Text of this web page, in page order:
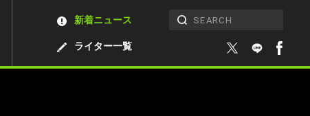
ライター一覧
新着ニュース